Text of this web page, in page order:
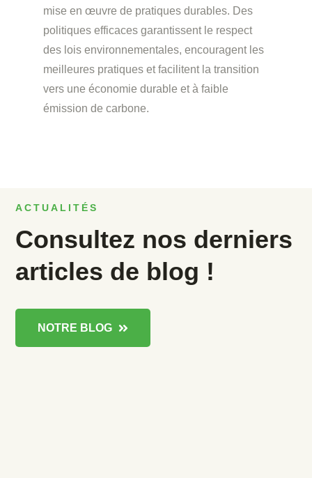
mise en œuvre de pratiques durables. Des
politiques efficaces garantissent le respect
des lois environnementales, encouragent les
meilleures pratiques et facilitent la transition
vers une économie durable et à faible
émission de carbone.
ACTUALITÉS
Consultez nos derniers
articles de blog !
NOTRE BLOG